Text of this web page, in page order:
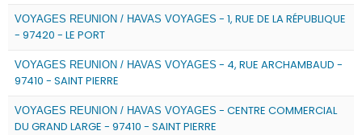
VOYAGES REUNION / HAVAS VOYAGES - 1, RUE DE LA RÉPUBLIQUE
- 97420 - LE PORT
VOYAGES REUNION / HAVAS VOYAGES - 4, RUE ARCHAMBAUD -
97410 - SAINT PIERRE
VOYAGES REUNION / HAVAS VOYAGES - CENTRE COMMERCIAL
DU GRAND LARGE - 97410 - SAINT PIERRE